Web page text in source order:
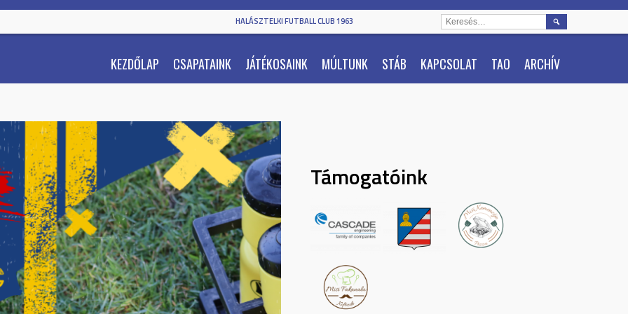
HALÁSZTELKI FUTBALL CLUB 1963
KEZDŐLAP CSAPATAINK JÁTÉKOSAINK MÚLTUNK STÁB KAPCSOLAT TAO ARCHÍV
KERESÉS:
Támogatóink